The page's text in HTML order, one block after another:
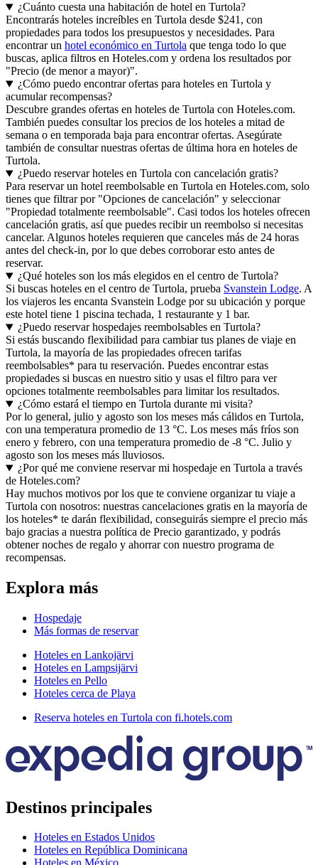
¿Cuánto cuesta una habitación de hotel en Turtola?
Encontrarás hoteles increíbles en Turtola desde $241, con
propiedades para todos los presupuestos y necesidades. Para
encontrar un hotel económico en Turtola que tenga todo lo que
buscas, aplica filtros en Hoteles.com y ordena los resultados por
"Precio (de menor a mayor)".
¿Cómo puedo encontrar ofertas para hoteles en Turtola y
acumular recompensas?
Descubre grandes ofertas en hoteles de Turtola con Hoteles.com.
También puedes consultar los precios de los hoteles a mitad de
semana o en temporada baja para encontrar ofertas. Asegúrate
también de consultar nuestras ofertas de última hora en hoteles de
Turtola.
¿Puedo reservar hoteles en Turtola con cancelación gratis?
Para reservar un hotel reembolsable en Turtola en Hoteles.com, solo
tienes que filtrar por "Opciones de cancelación" y seleccionar
"Propiedad totalmente reembolsable". Casi todos los hoteles ofrecen
cancelación gratis, así que puedes recibir un reembolso si necesitas
cancelar. Algunos hoteles requieren que canceles más de 24 horas
antes del check-in, por lo que debes corroborar esto antes de
reservar.
¿Qué hoteles son los más elegidos en el centro de Turtola?
Si buscas hoteles en el centro de Turtola, prueba Svanstein Lodge. A
los viajeros les encanta Svanstein Lodge por su ubicación y porque
este hotel tiene 1 piscina techada, 1 restaurante y 1 bar.
¿Puedo reservar hospedajes reembolsables en Turtola?
Si estás buscando flexibilidad para cambiar tus planes de viaje en
Turtola, la mayoría de las propiedades ofrecen tarifas
reembolsables* para tu reservación. Puedes encontrar estas
propiedades si buscas en nuestro sitio y usas el filtro para ver
opciones totalmente reembolsables para limitar los resultados.
¿Cómo estará el tiempo en Turtola durante mi visita?
Por lo general, julio y agosto son los meses más cálidos en Turtola,
con una temperatura promedio de 13 °C. Los meses más fríos son
enero y febrero, con una temperatura promedio de -8 °C. Julio y
agosto son los meses más lluviosos.
¿Por qué me conviene reservar mi hospedaje en Turtola a través
de Hoteles.com?
Hay muchos motivos por los que te conviene organizar tu viaje a
Turtola con nosotros: nuestras cancelaciones gratis en la mayoría de
los hoteles* te darán flexibilidad, conseguirás siempre el precio más
bajo gracias a nuestra política de Precio garantizado, y podrás
obtener noches de regalo y ahorrar con nuestro programa de
recompensas.
Explora más
Hospedaje
Más formas de reservar
Hoteles en Lankojärvi
Hoteles en Lampsijärvi
Hoteles en Pello
Hoteles cerca de Playa
Reserva hoteles en Turtola con fi.hotels.com
Destinos principales
Hoteles en Estados Unidos
Hoteles en República Dominicana